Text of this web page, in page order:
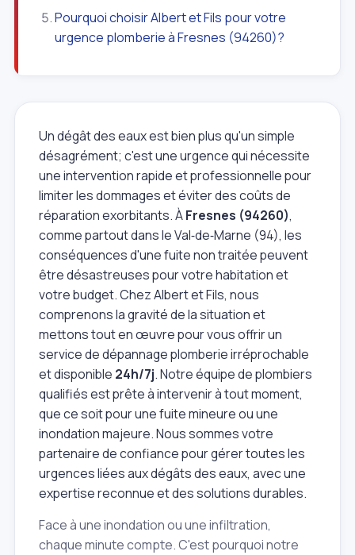
Pourquoi choisir Albert et Fils pour votre
urgence plomberie à Fresnes (94260)?
Un dégât des eaux est bien plus qu'un simple
désagrément; c'est une urgence qui nécessite
une intervention rapide et professionnelle pour
limiter les dommages et éviter des coûts de
réparation exorbitants. ÀFresnes (94260),
comme partout dans le Val‑de‑Marne (94), les
conséquences d'une fuite non traitée peuvent
être désastreuses pour votre habitation et
votre budget. Chez Albert et Fils, nous
comprenons la gravité de la situation et
mettons tout en œuvre pour vous offrir un
service de dépannage plomberie irréprochable
et disponible 24h/7j. Notre équipe de plombiers
qualifiés est prête à intervenir à tout moment,
que ce soit pour une fuite mineure ou une
inondation majeure. Nous sommes votre
partenaire de confiance pour gérer toutes les
urgences liées aux dégâts des eaux, avec une
expertise reconnue et des solutions durables.
Face à une inondation ou une infiltration,
chaque minute compte. C'est pourquoi notre